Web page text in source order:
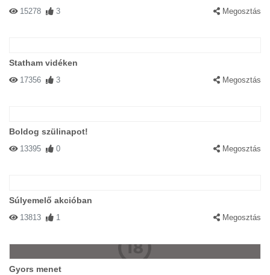
15278 3 Megosztás
Statham vidéken
17356 3 Megosztás
Boldog szülinapot!
13395 0 Megosztás
Súlyemelő akcióban
13813 1 Megosztás
Gyors menet